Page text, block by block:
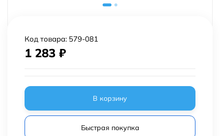
Код товара: 579-081
1 283 ₽
В корзину
Быстрая покупка